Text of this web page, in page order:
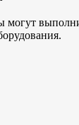
могут